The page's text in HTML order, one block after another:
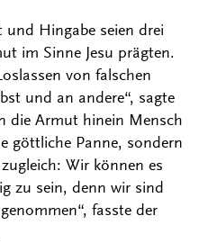
und Hingabe seien drei
im Sinne Jesu prägten.
von falschen
und an andere“, sagte
die Armut hinein Mensch
göttliche Panne, sondern
Wir können es
zu sein, denn wir sind
fasste der